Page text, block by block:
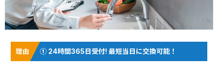
① 24時間365日受付! 最短当日に交換可能！